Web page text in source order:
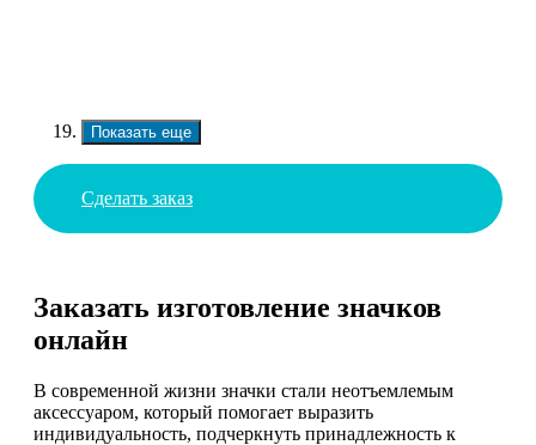
Показать еще
Сделать заказ
Заказать изготовление значков
онлайн
В современной жизни значки стали неотъемлемым
аксессуаром, который помогает выразить
индивидуальность, подчеркнуть принадлежность к